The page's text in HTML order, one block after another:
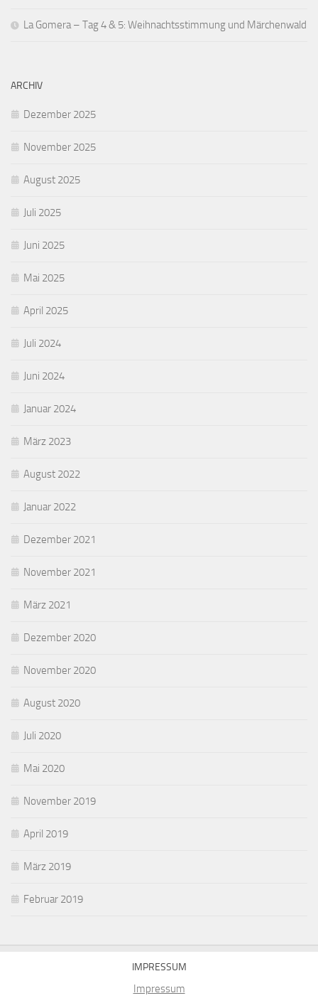
La Gomera – Tag 4 & 5: Weihnachtsstimmung und Märchenwald
ARCHIV
Dezember 2025
November 2025
August 2025
Juli 2025
Juni 2025
Mai 2025
April 2025
Juli 2024
Juni 2024
Januar 2024
März 2023
August 2022
Januar 2022
Dezember 2021
November 2021
März 2021
Dezember 2020
November 2020
August 2020
Juli 2020
Mai 2020
November 2019
April 2019
März 2019
Februar 2019
IMPRESSUM
Impressum